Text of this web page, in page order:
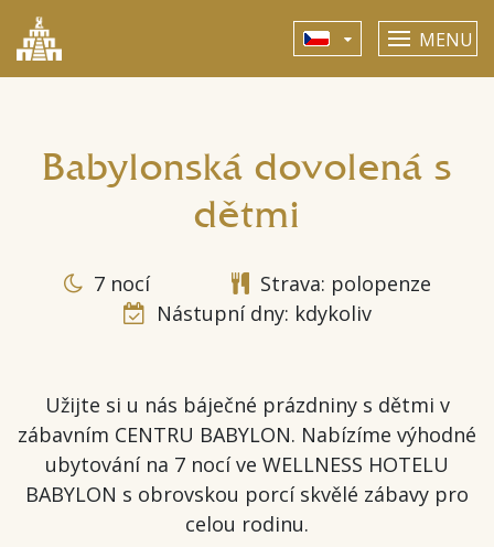
MENU
Babylonská dovolená s
dětmi
7 nocí
Strava: polopenze
Nástupní dny: kdykoliv
Užijte si u nás báječné prázdniny s dětmi v
zábavním CENTRU BABYLON. Nabízíme výhodné
ubytování na 7 nocí ve WELLNESS HOTELU
BABYLON s obrovskou porcí skvělé zábavy pro
celou rodinu.